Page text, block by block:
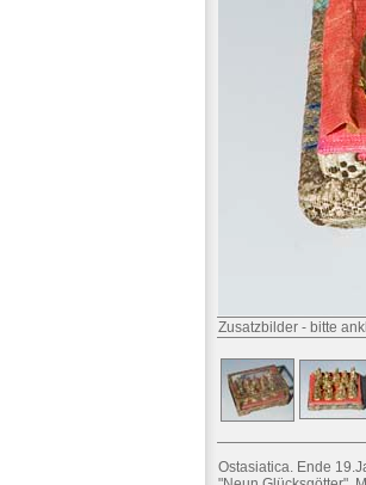
Zusatzbilder - bitte
Ostasiatica. Ende